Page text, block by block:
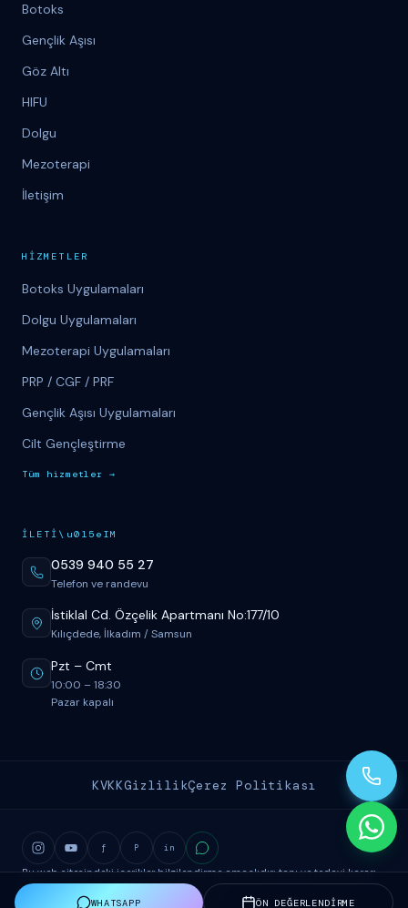
WHATSAPP ÖN DEĞERLENDİRME
Botoks
Gençlik Aşısı
Göz Altı
HIFU
Dolgu
Mezoterapi
İletişim
H İ ZMETLER
Botoks Uygulamaları
Dolgu Uygulamaları
Mezoterapi Uygulamaları
PRP / CGF / PRF
Gençlik Aşısı Uygulamaları
Cilt Gençleştirme
Tüm hizmetler →
İ LET İ \u015eIM
0539 940 55 27
Telefon ve randevu
İstiklal Cd. Özçelik Apartmanı No:177/10
Kılıçdede, İlkadım / Samsun
Pzt – Cmt
10:00 – 18:30
Pazar kapalı
KVKKGizlilikÇerez Politikası
f P in
Bu web sitesindeki içerikler bilgilendirme amaçlıdır; tanı ve tedavi kararı
için mutlaka hekim muayenesi gereklidir.
Uzm. Dr. M. Fatih Sökmen